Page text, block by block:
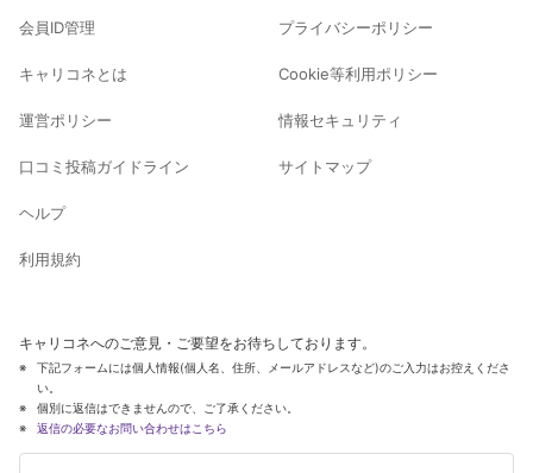
会員ID管理
キャリコネとは
運営ポリシー
口コミ投稿ガイドライン
ヘルプ
利用規約
プライバシーポリシー
Cookie等利用ポリシー
情報セキュリティ
サイトマップ
キャリコネへのご意見・ご要望をお待ちしております。
下記フォームには個人情報(個人名、住所、メールアドレスなど)のご入力はお控えくださ
い。
個別に返信はできませんので、ご了承ください。
返信の必要なお問い合わせはこちら